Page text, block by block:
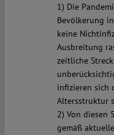
1) Die
Bevölkerung
keine
Ausbreitung
zeitliche
infizieren sich
Altersstruktur
2) Von diesen
gemäß